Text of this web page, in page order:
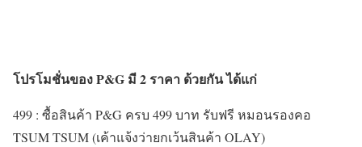
โปรโมชั่นของ P&G มี 2 ราคา ด้วยกัน ได้แก่
499 : ซื้อสินค้า P&G ครบ 499 บาท รับฟรี หมอนรองคอ
TSUM TSUM (เค้าแจ้งว่ายกเว้นสินค้า OLAY)